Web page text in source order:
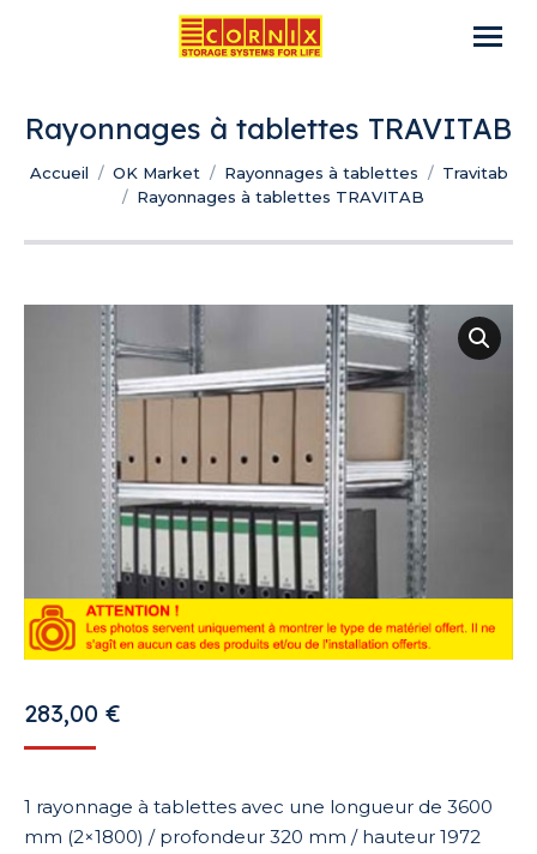
Rayonnages à tablettes TRAVITAB
Vous êtes ici :
Accueil OK Market Rayonnages à tablettes
Travitab
Rayonnages à tablettes TRAVITAB
283,00 €
1 rayonnage à tablettes avec une longueur de 3600
mm (2×1800) / profondeur 320 mm / hauteur 1972